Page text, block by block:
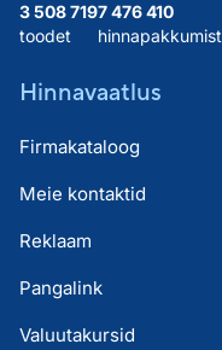
3 508 719
toodet
7 476 410
hinnapakkumist
Hinnavaatlus
Firmakataloog
Meie kontaktid
Reklaam
Pangalink
Valuutakursid